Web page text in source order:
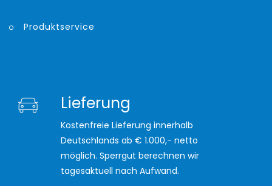
Produktservice
Lieferung
Kostenfreie Lieferung innerhalb
Deutschlands ab € 1.000,- netto
möglich. Sperrgut berechnen wir
tagesaktuell nach Aufwand.